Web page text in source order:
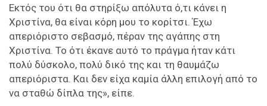
Εκτός του ότι θα στηρίξω απόλυτα ό,τι κάνει η
Χριστίνα, θα είναι κόρη μου το κορίτσι. Έχω
απεριόριστο σεβασμό, πέραν της αγάπης στη
Χριστίνα. Το ότι έκανε αυτό το πράγμα ήταν κάτι
πολύ δύσκολο, πολύ δικό της και τη θαυμάζω
απεριόριστα. Και δεν είχα καμία άλλη επιλογή από το
να σταθώ δίπλα της», είπε.